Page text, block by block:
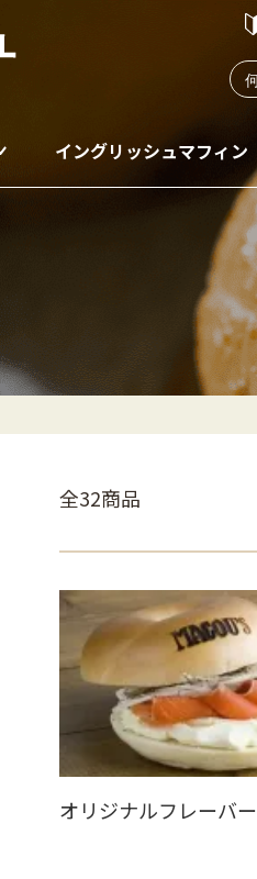
イングリッシュマフィン
全32商品
オリジナルフレーバ